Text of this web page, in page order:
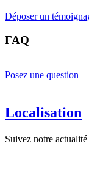
Déposer un
FAQ
Posez une question
Localisation
Suivez notre